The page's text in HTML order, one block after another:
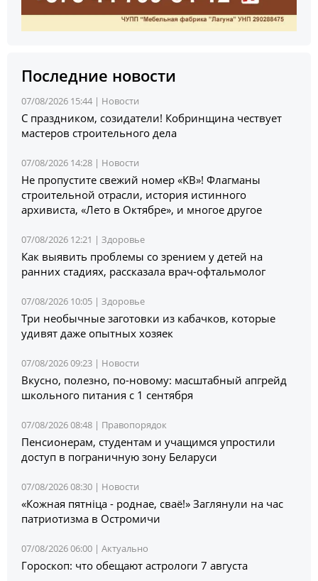
Последние новости
07/08/2026 15:44 | Новости
С праздником, созидатели! Кобринщина чествует
мастеров строительного дела
07/08/2026 14:28 | Новости
Не пропустите свежий номер «КВ»! Флагманы
строительной отрасли, история истинного
архивиста, «Лето в Октябре», и многое другое
07/08/2026 12:21 | Здоровье
Как выявить проблемы со зрением у детей на
ранних стадиях, рассказала врач-офтальмолог
07/08/2026 10:05 | Здоровье
Три необычные заготовки из кабачков, которые
удивят даже опытных хозяек
07/08/2026 09:23 | Новости
Вкусно, полезно, по-новому: масштабный апгрейд
школьного питания с 1 сентября
07/08/2026 08:48 | Правопорядок
Пенсионерам, студентам и учащимся упростили
доступ в пограничную зону Беларуси
07/08/2026 08:30 | Новости
«Кожная пятніца - роднае, сваё!» Заглянули на час
патриотизма в Остромичи
07/08/2026 06:00 | Актуально
Гороскоп: что обещают астрологи 7 августа